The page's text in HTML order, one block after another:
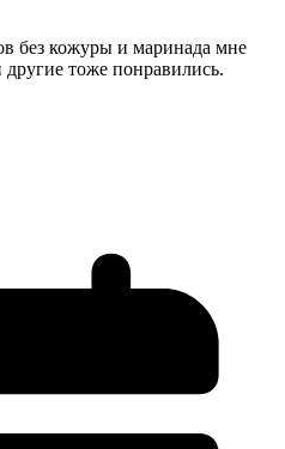
без кожуры и маринада мне
тоже понравились.